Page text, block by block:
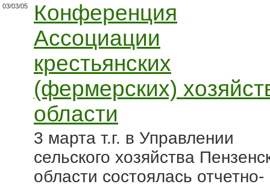
03/03/05
Конференция
Ассоциации
крестьянских
(фермерских)
области
3 марта т.г. в Управлении
сельского хозяйства
области состоялась отчетно-